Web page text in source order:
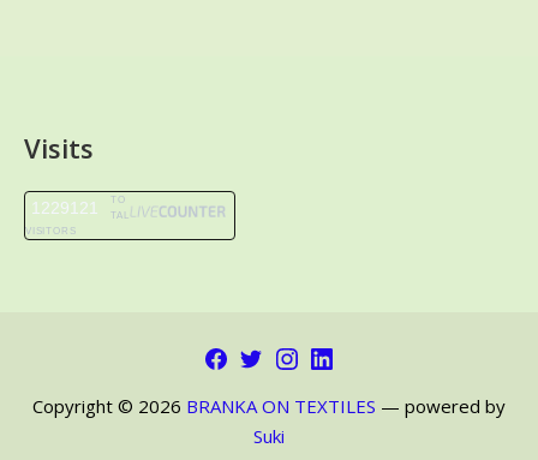
Visits
1229121
TO
TAL
VISITORS
Facebook
TwitterInstagram
LinkedIn
Copyright © 2026 BRANKA ON TEXTILES — powered by
Suki